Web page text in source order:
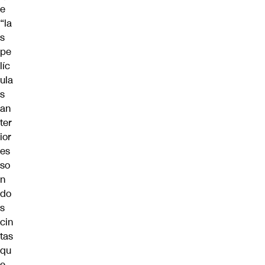
e
“la
s
pe
líc
ula
s
an
ter
ior
es
so
n
do
s
cin
tas
qu